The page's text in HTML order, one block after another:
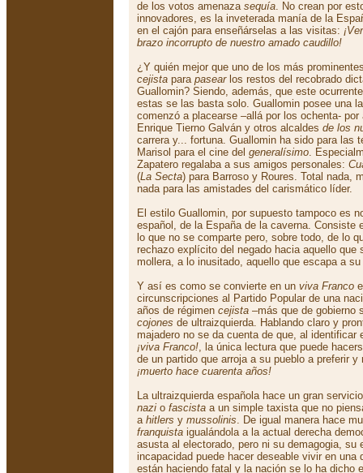
de los votos amenaza sequía. No crean por
innovadores, es la inveterada manía de la
en el cajón para enseñárselas a las visitas:
brazo incorrupto de nuestro amado caudillo!
¿Y quién mejor que uno de los más
cejista para pasearlos restos del recobrado
Guallomin? Siendo, además, que este
estas se las basta solo. Guallomin posee una
comenzó a placearse –allá por los ochenta-
Enrique Tierno Galván y otros alcaldes de los
carrera y... fortuna. Guallomin ha sido para las
Marisol para el cine del generalísimo.
Zapatero regalaba a sus amigos personales:
(La Secta) para Barroso y Roures. Total nada,
nada para las amistades del carismático líder.
El estilo Guallomin, por supuesto tampoco es
español, de la España de la caverna. Consiste
lo que no se comparte pero, sobre todo, de lo
rechazo explícito del negado hacia aquello que
mollera, a lo inusitado, aquello que escapa a
Y así es como se convierte en un viva Franco
circunscripciones al Partido Popular de una
años de régimen cejista –más que de gobierno
cojones de ultraizquierda. Hablando claro y
majadero no se da cuenta de que, al identificar
¡viva Franco!, la única lectura que puede
de un partido que arroja a su pueblo a preferir y
¡muerto hace cuarenta años!
La ultraizquierda española hace un gran
nazi o fascista a un simple taxista que no
a hitlers y mussolinis. De igual manera hace
franquista igualándola a la actual derecha
asusta al electorado, pero ni su demagogia, su
incapacidad puede hacer deseable vivir en una
están haciendo fatal y la nación se lo ha dicho